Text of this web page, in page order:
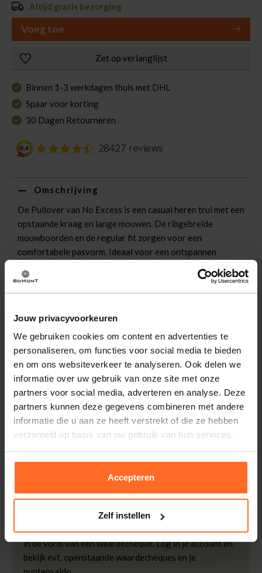
Jouw privacyvoorkeuren
We gebruiken cookies om content en advertenties te
personaliseren, om functies voor social media te bieden
en om ons websiteverkeer te analyseren. Ook delen we
informatie over uw gebruik van onze site met onze
partners voor social media, adverteren en analyse. Deze
partners kunnen deze gegevens combineren met andere
informatie die u aan ze heeft verstrekt of die ze hebben
verzameld op basis van uw gebruik van hun services.
Accepteren
Zelf instellen
Altijd gratis bezorging
Voeg toe
Zet op verlanglijst
Binnen 1-3 werkdagen thuis met DHL
Spaar voor korting
30 Dagen Retourneren
Eigenschappen
Artikelnummer
Leveranciersnummer
N2185
Categorie
Pullovers
Merk
No Excess
Mouwlengte
Lange Mouw
Sluiting
Ritssluiting
Pasvorm
Regular Fit
Kleur
Blauw
Rits
34% Viscose / 34%
Katoen / 32% Polyester
Omschrijving
De Pullover van No Excess is een casual heren trui met een
opstaande kraag en lange mouwen. De ribgebreide
mouwboorden en de regular fit zorgen voor een
comfortabele pasvorm. Ideaal voor een ontspannen
Altijd gratis bezorging
Bezorging is altijd gratis, binnen 1-3 werkdagen
thuisgeleverd met DHL.
Retourneren
Binnen 30 dagen eenvoudig retourneren via DHL voor
slechts € 4,95 of op eigen kosten via PostNL. In de
Bomont winkels kunt u ook gratis retourneren.
iDeal, Riverty (Afterpay), creditcard of Paypal, kies zelf
Besteed € 100,- binnen een half jaar en krijg € 5,- retour
in de vorm van een waardecheque. Log in je account en
bekijk evt. openstaande waardecheques en je